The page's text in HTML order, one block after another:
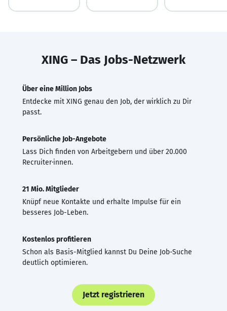
XING – Das Jobs-Netzwerk
Über eine Million Jobs
Entdecke mit XING genau den Job, der wirklich zu Dir
passt.
Persönliche Job-Angebote
Lass Dich finden von Arbeitgebern und über 20.000
Recruiter·innen.
21 Mio. Mitglieder
Knüpf neue Kontakte und erhalte Impulse für ein
besseres Job-Leben.
Kostenlos profitieren
Schon als Basis-Mitglied kannst Du Deine Job-Suche
deutlich optimieren.
Jetzt registrieren